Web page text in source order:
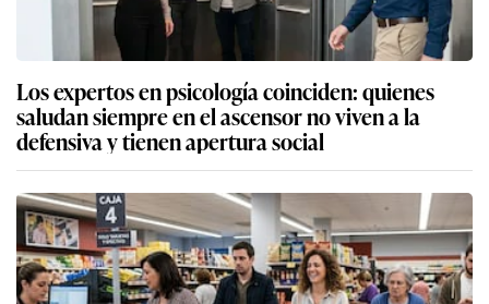
Los expertos en psicología coinciden: quienes
saludan siempre en el ascensor no viven a la
defensiva y tienen apertura social